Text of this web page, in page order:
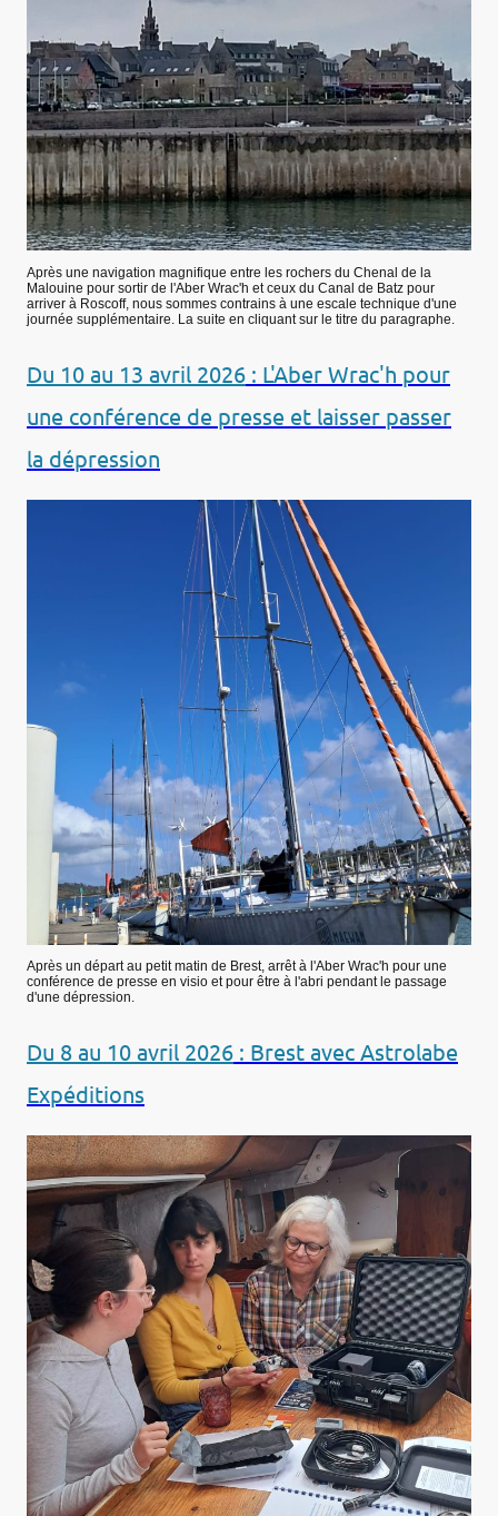
Après une navigation magnifique entre les rochers du Chenal de la
Malouine pour sortir de l'Aber Wrac'h et ceux du Canal de Batz pour
arriver à Roscoff, nous sommes contrains à une escale technique d'une
journée supplémentaire. La suite en cliquant sur le titre du paragraphe.
Du 10 au 13 avril 2026 : L'Aber Wrac'h pour
une conférence de presse et laisser passer
la dépression
Après un départ au petit matin de Brest, arrêt à l'Aber Wrac'h pour une
conférence de presse en visio et pour être à l'abri pendant le passage
d'une dépression.
Du 8 au 10 avril 2026 : Brest avec Astrolabe
Expéditions